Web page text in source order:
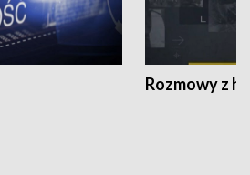
Rozmowy z